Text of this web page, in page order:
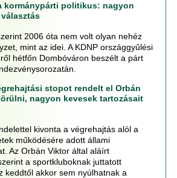
kormánypárti politikus: nagyon
2006 óta nem volt olyan nehéz
mint az idei. A KDNP országgyűlési
hétfőn Dombóváron beszélt a párt
stopot rendelt el Orbán
nagyon kevesek tartozásait
kivonta a végrehajtás alól a
működésére adott állami
Az Orbán Viktor által aláírt
a sportkluboknak juttatott
keddtől akkor sem nyúlhatnak a